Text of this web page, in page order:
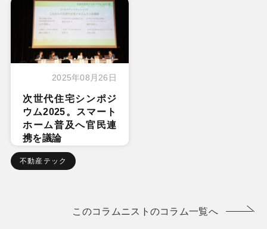
2025年08月26日
次世代住宅シンポジ
ウム2025。スマート
ホーム普及へ官民連
携を議論
不動産テック
このコラムニストのコラム一覧へ